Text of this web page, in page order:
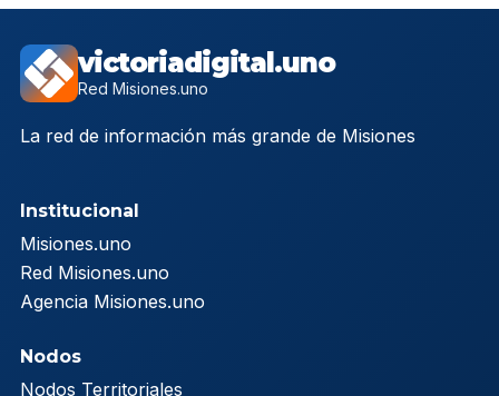
victoriadigital.uno
Red Misiones.uno
La red de información más grande de Misiones
Institucional
Misiones.uno
Red Misiones.uno
Agencia Misiones.uno
Nodos
Nodos Territoriales